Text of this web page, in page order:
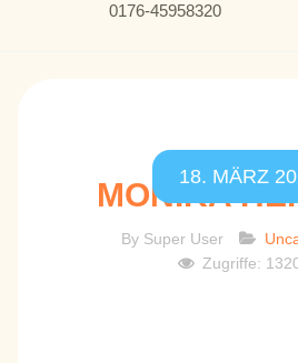
0176-45958320
18. MÄRZ
MONIKA
By Super User
Zugriffe: